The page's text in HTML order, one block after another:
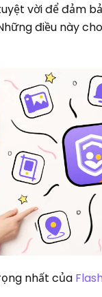
vời để đảm
điều này
nhất của